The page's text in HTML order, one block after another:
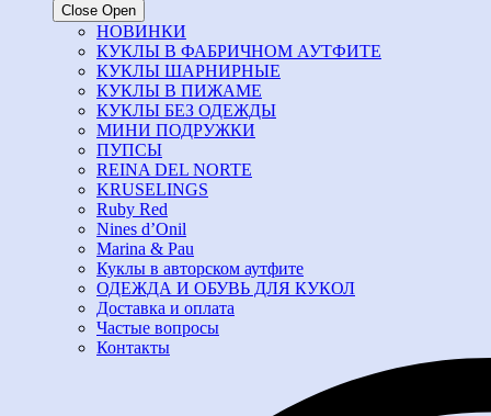
Close Open
НОВИНКИ
КУКЛЫ В ФАБРИЧНОМ АУТФИТЕ
КУКЛЫ ШАРНИРНЫЕ
КУКЛЫ В ПИЖАМЕ
КУКЛЫ БЕЗ ОДЕЖДЫ
МИНИ ПОДРУЖКИ
ПУПСЫ
REINA DEL NORTE
KRUSELINGS
Ruby Red
Nines d’Onil
Marina & Pau
Куклы в авторском аутфите
ОДЕЖДА И ОБУВЬ ДЛЯ КУКОЛ
Доставка и оплата
Частые вопросы
Контакты